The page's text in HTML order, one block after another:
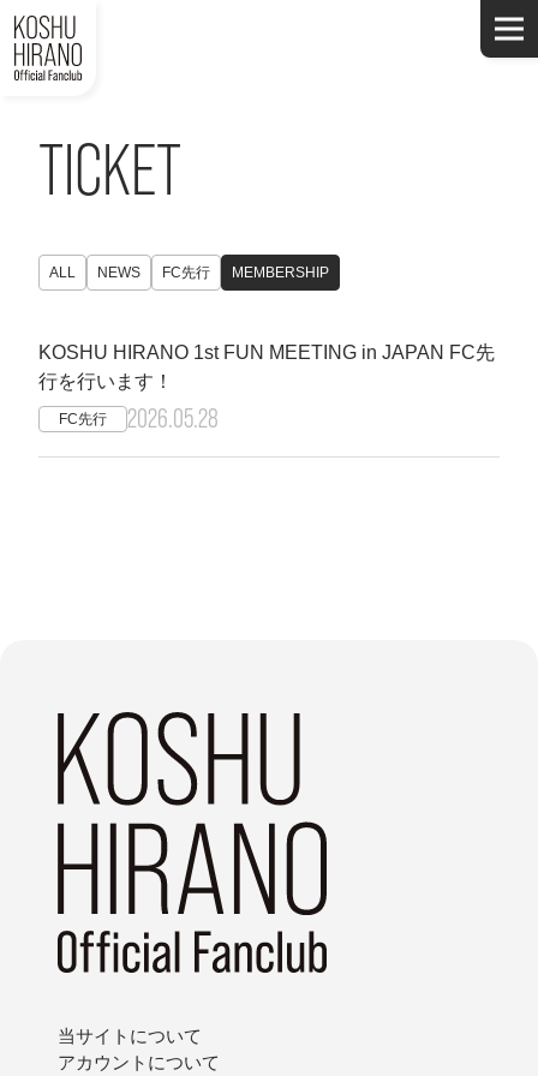
TICKET
ALL NEWS FC先行 MEMBERSHIP
KOSHU HIRANO 1st FUN MEETING in JAPAN FC先
行を行います！
FC先行 2026.05.28
当サイトについて
アカウントについて